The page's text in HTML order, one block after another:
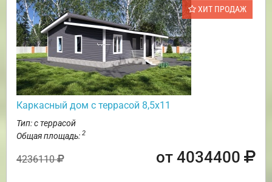
ХИТ ПРОДАЖ
Каркасный дом с террасой 8,5х11
Тип: с террасой
Общая площадь: 2
4236110 от 4034400